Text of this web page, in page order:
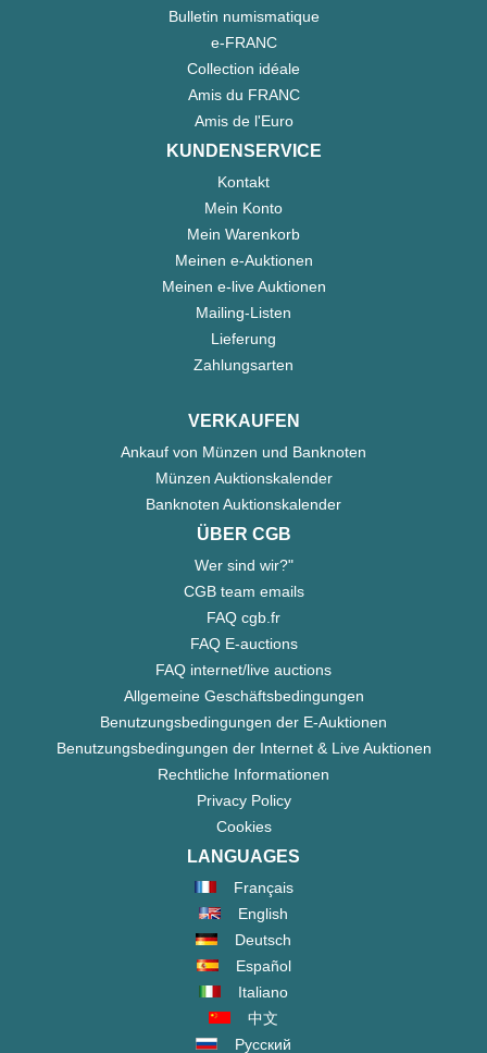
Bulletin numismatique
e-FRANC
Collection idéale
Amis du FRANC
Amis de l'Euro
KUNDENSERVICE
Kontakt
Mein Konto
Mein Warenkorb
Meinen e-Auktionen
Meinen e-live Auktionen
Mailing-Listen
Lieferung
Zahlungsarten
VERKAUFEN
Ankauf von Münzen und Banknoten
Münzen Auktionskalender
Banknoten Auktionskalender
ÜBER CGB
Wer sind wir?"
CGB team emails
FAQ cgb.fr
FAQ E-auctions
FAQ internet/live auctions
Allgemeine Geschäftsbedingungen
Benutzungsbedingungen der E-Auktionen
Benutzungsbedingungen der Internet & Live Auktionen
Rechtliche Informationen
Privacy Policy
Cookies
LANGUAGES
Français
English
Deutsch
Español
Italiano
中文
Русский